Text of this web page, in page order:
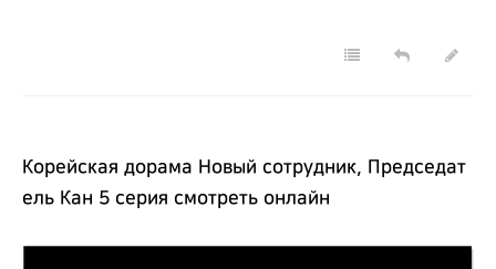
Корейская дорама Новый сотрудник, Председат
ель Кан 5 серия смотреть онлайн